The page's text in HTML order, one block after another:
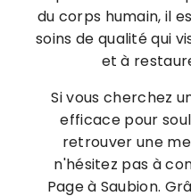
du corps humain, il
soins de qualité qui
et à
Si vous cherchez
efficace pour
retrouver une
n'hésitez pas à
Page à Saubion.